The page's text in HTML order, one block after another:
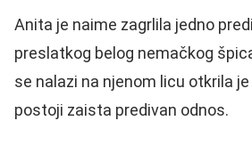
Anita je naime zagrlila jedno
preslatkog belog nemačkog
se nalazi na njenom licu otkrila
postoji zaista predivan odnos.